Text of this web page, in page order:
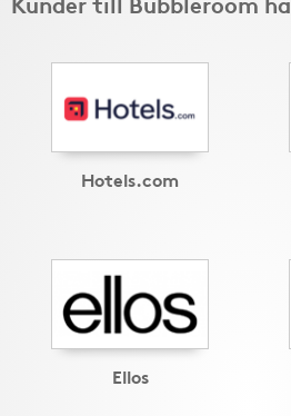
Hotels.com
Ellos